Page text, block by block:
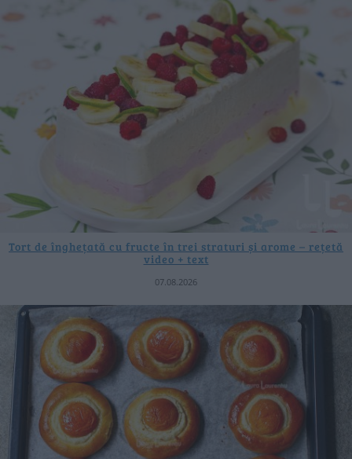
Tort de înghețată cu fructe în trei straturi și arome – rețetă
video + text
07.08.2026